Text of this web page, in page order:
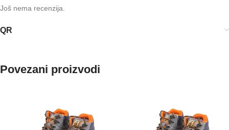
Još nema recenzija.
QR
Povezani proizvodi